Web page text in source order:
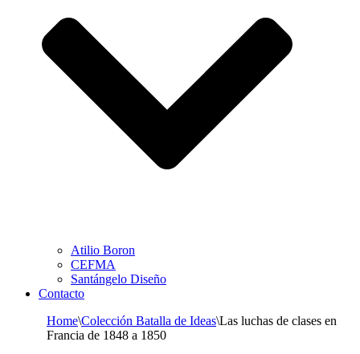
Atilio Boron
CEFMA
Santángelo Diseño
Contacto
Home\Colección Batalla de Ideas\Las luchas de clases en
Francia de 1848 a 1850